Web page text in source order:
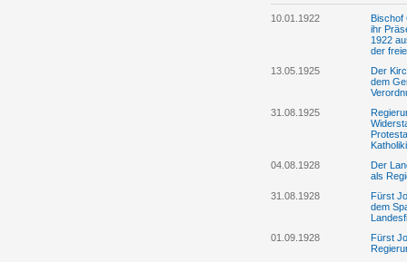
10.01.1922
Bischof
ihr
1922
der
13.05.1925
Der
dem
31.08.1925
04.08.1928
Der
als
31.08.1928
Fürst
dem
01.09.1928
Fürst